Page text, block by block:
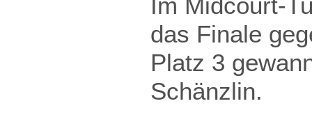
das Finale
Platz 3
Schänzlin.